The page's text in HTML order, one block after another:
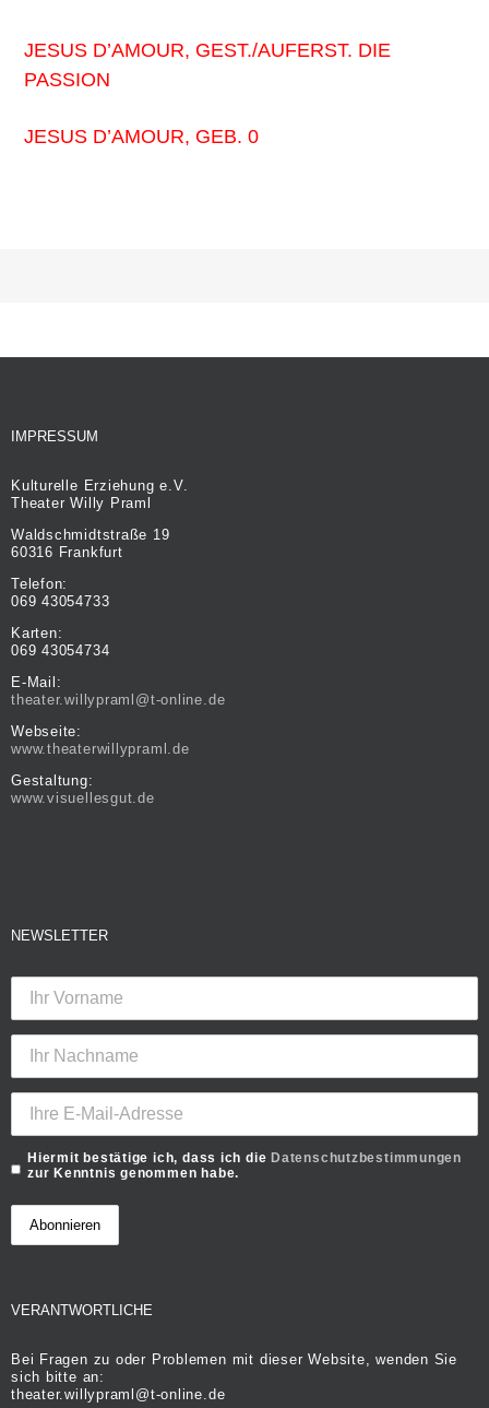
JESUS D’AMOUR, GEST./AUFERST. DIE
PASSION
JESUS D’AMOUR, GEB. 0
IMPRESSUM
Kulturelle Erziehung e.V.
Theater Willy Praml
Waldschmidtstraße 19
60316 Frankfurt
Telefon:
069 43054733
Karten:
069 43054734
E-Mail:
theater.willypraml@t-online.de
Webseite:
www.theaterwillypraml.de
Gestaltung:
www.visuellesgut.de
NEWSLETTER
Hiermit bestätige ich, dass ich die Datenschutzbestimmungen
zur Kenntnis genommen habe.
VERANTWORTLICHE
Bei Fragen zu oder Problemen mit dieser Website, wenden Sie
sich bitte an:
theater.willypraml@t-online.de